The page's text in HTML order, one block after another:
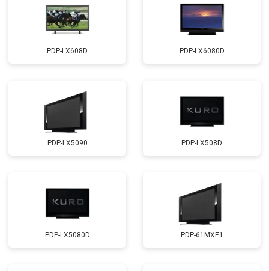
PDP-LX608D PDP-LX6080D
PDP-LX5090 PDP-LX508D
PDP-LX5080D PDP-61MXE1